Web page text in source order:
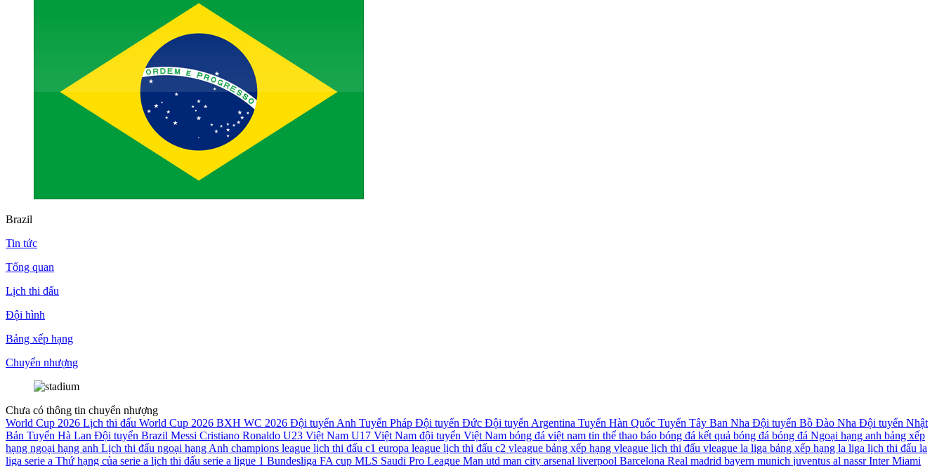
Brazil
Tin tức
Tổng quan
Lịch thi đấu
Đội hình
Bảng xếp hạng
Chuyển nhượng
Chưa có thông tin chuyển nhượng
World Cup 2026 Lịch thi đấu World Cup 2026 BXH WC 2026 Đội tuyển Anh Tuyển Pháp Đội tuyển Đức Đội tuyển Argentina Tuyển Hàn Quốc Tuyển Tây Ban Nha Đội tuyển Bồ Đào Nha Đội tuyển Nhật
Bản Tuyển Hà Lan Đội tuyển Brazil Messi Cristiano Ronaldo U23 Việt Nam U17 Việt Nam đội tuyển Việt Nam bóng đá việt nam tin thể thao báo bóng đá kết quả bóng đá bóng đá Ngoại hạng anh bảng xếp
hạng ngoại hạng anh Lịch thi đấu ngoại hạng Anh champions league lịch thi đấu c1 europa league lịch thi đấu c2 vleague bảng xếp hạng vleague lịch thi đấu vleague la liga bảng xếp hạng la liga lịch thi đấu la
liga serie a Thứ hạng của serie a lịch thi đấu serie a ligue 1 Bundesliga FA cup MLS Saudi Pro League Man utd man city arsenal liverpool Barcelona Real madrid bayern munich juventus al nassr Inter Miami